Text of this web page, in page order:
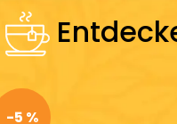
-5 %